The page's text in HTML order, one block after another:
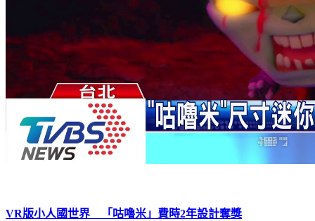
VR版小人國世界 「咕嚕米」費時2年設計奪獎